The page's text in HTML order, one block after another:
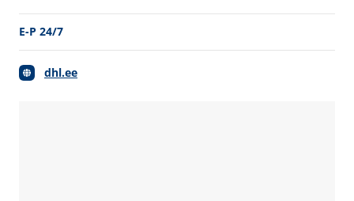
E-P 24/7
dhl.ee